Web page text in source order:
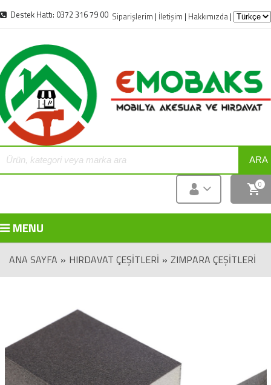
Destek Hattı: 0372 316 79 00 Siparişlerim | İletişim | Hakkımızda |
ARA
0
MENU
ANA SAYFA » HIRDAVAT ÇEŞITLERI » ZIMPARA ÇEŞITLERI